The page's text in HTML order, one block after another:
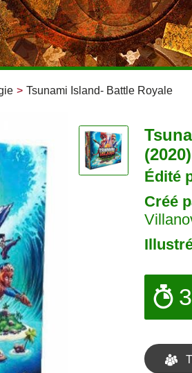
> Tsunami Island- Battle Royale
(2020)
Édité
Créé